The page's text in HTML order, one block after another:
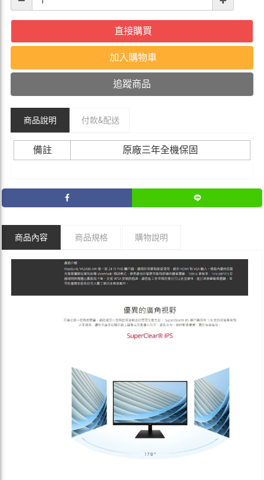
直接購買
加入購物車
追蹤商品
商品說明 付款&配送
備註 原廠三年全機保固
商品內容 商品規格 購物說明